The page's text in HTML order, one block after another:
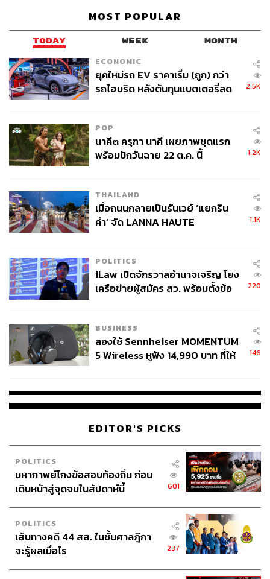
เมล็ดกาแฟ จาก The Summer Coffee
ของขวัญสำหรับคนทำงานหนักจนนอนไม่ได้ เมล็ดกาแฟจาก
The Summer Coffee Company เป็นเมล็ดกาแฟที่บรรจุในถุง
ที่มีภาพวาดน่ารัก เหมาะจะให้เป็นของขวัญ เมล็ดที่น่าสนใจ
ด้วยความเข้มจะเข้านมเย็นที่ผสมครีม มีเทสต์โน้ตของดาร์
กช็อกโกแลต ชาดำ และคาราเมล ส่วนในภาพคือ
ทอฟฟี่นัต เหมาะกับการทำเดอร์ตี้ นอกจากนี้ทางร้านก็มีเมล็ด
กาแฟ Single Origin ให้เลือกอีกหลายแบบเลย
The Summer Coffee Company
ราคาเริ่มต้นที่ 250 บาท
หาซื้อได้ที่https://thesummercoffee.com/
MOST POPULAR
TODAY WEEK MONTH
ECONOMIC
ยุคใหม่รถ EV ราคาเริ่ม (ถูก) กว่า
รถไฮบริด หลังต้นทุนแบตเตอรี่ลด
2.5K
POP
นาคี๓ ครุฑา นาคี เผยภาพชุดแรก
พร้อมปักวันฉาย 22 ต.ค. นี้
1.2K
THAILAND
เมื่อถนนกลายเป็นรันเวย์ ‘แยกริน
คำ’ จัด LANNA HAUTE
1.1K
POLITICS
iLaw เปิดจักรวาลอำนาจเจริญ โยง
เครือข่ายผู้สมัคร สว. พร้อมตั้งข้อ
220
BUSINESS
ลองใช้ Sennheiser MOMENTUM
5 Wireless หูฟัง 14,990 บาท ที่ให้
146
EDITOR'S PICKS
POLITICS
มหากาพย์โกงข้อสอบท้องถิ่น ก่อน
เดินหน้าสู่จุดจบในสัปดาห์นี้
601
POLITICS
เส้นทางคดี 44 สส. ในชั้นศาลฎีกา
จะรู้ผลเมื่อไร
237